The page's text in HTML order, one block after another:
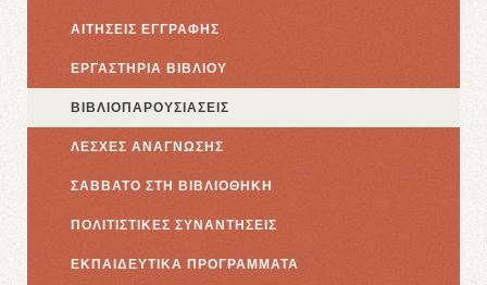
ΑΙΤΗΣΕΙΣ ΕΓΓΡΑΦΗΣ
ΕΡΓΑΣΤΗΡΙΑ ΒΙΒΛΙΟΥ
ΒΙΒΛΙΟΠΑΡΟΥΣΙΑΣΕΙΣ
ΛΕΣΧΕΣ ΑΝΑΓΝΩΣΗΣ
ΣΑΒΒΑΤΟ ΣΤΗ ΒΙΒΛΙΟΘΗΚΗ
ΠΟΛΙΤΙΣΤΙΚΕΣ ΣΥΝΑΝΤΗΣΕΙΣ
ΕΚΠΑΙΔΕΥΤΙΚΑ ΠΡΟΓΡΑΜΜΑΤΑ